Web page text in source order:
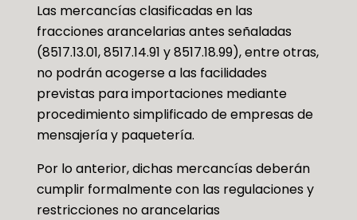
Las mercancías clasificadas en las
fracciones arancelarias antes señaladas
(8517.13.01, 8517.14.91 y 8517.18.99), entre otras,
no podrán acogerse a las facilidades
previstas para importaciones mediante
procedimiento simplificado de empresas de
mensajería y paquetería.
Por lo anterior, dichas mercancías deberán
cumplir formalmente con las regulaciones y
restricciones no arancelarias